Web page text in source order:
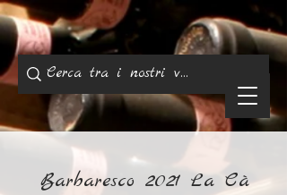
Barbaresco 2021 La Cà